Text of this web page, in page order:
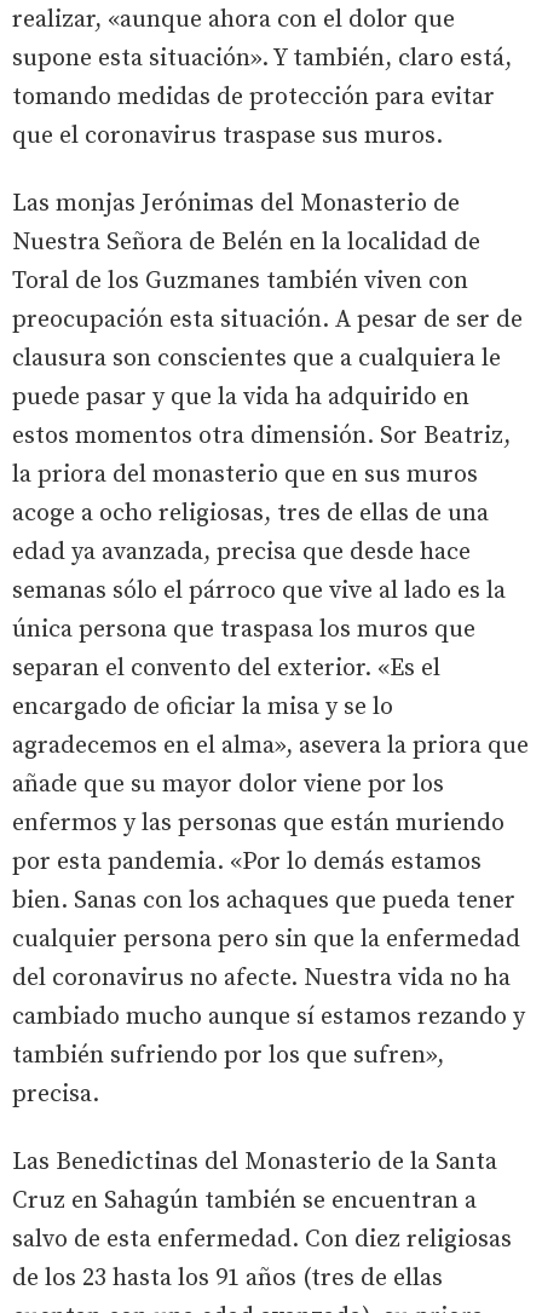
realizar, «aunque ahora con el dolor que
supone esta situación». Y también, claro está,
tomando medidas de protección para evitar
que el coronavirus traspase sus muros.
Las monjas Jerónimas del Monasterio de
Nuestra Señora de Belén en la localidad de
Toral de los Guzmanes también viven con
preocupación esta situación. A pesar de ser de
clausura son conscientes que a cualquiera le
puede pasar y que la vida ha adquirido en
estos momentos otra dimensión. Sor Beatriz,
la priora del monasterio que en sus muros
acoge a ocho religiosas, tres de ellas de una
edad ya avanzada, precisa que desde hace
semanas sólo el párroco que vive al lado es la
única persona que traspasa los muros que
separan el convento del exterior. «Es el
encargado de oficiar la misa y se lo
agradecemos en el alma», asevera la priora que
añade que su mayor dolor viene por los
enfermos y las personas que están muriendo
por esta pandemia. «Por lo demás estamos
bien. Sanas con los achaques que pueda tener
cualquier persona pero sin que la enfermedad
del coronavirus no afecte. Nuestra vida no ha
cambiado mucho aunque sí estamos rezando y
también sufriendo por los que sufren»,
precisa.
Las Benedictinas del Monasterio de la Santa
Cruz en Sahagún también se encuentran a
salvo de esta enfermedad. Con diez religiosas
de los 23 hasta los 91 años (tres de ellas